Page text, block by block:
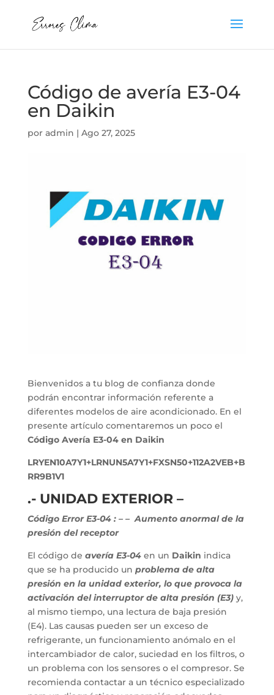
Código de avería E3-04
en Daikin
por admin | Ago 27, 2025
Bienvenidos a tu blog de confianza donde
podrán encontrar información referente a
diferentes modelos de aire acondicionado. En el
presente artículo comentaremos un poco el
Código Avería E3-04 en Daikin
LRYEN10A7Y1+LRNUN5A7Y1+FXSN50+112A2VEB+B
RR9B1V1
.- UNIDAD EXTERIOR –
Código Error E3-04 : ––Aumento anormal de la
presión del receptor
El código de avería E3-04 en un Daikin indica
que se ha producido un problema de alta
presión en la unidad exterior, lo que provoca la
activación del interruptor de alta presión (E3) y,
al mismo tiempo, una lectura de baja presión
(E4). Las causas pueden ser un exceso de
refrigerante, un funcionamiento anómalo en el
intercambiador de calor, suciedad en los filtros, o
un problema con los sensores o el compresor. Se
recomienda contactar a un técnico especializado